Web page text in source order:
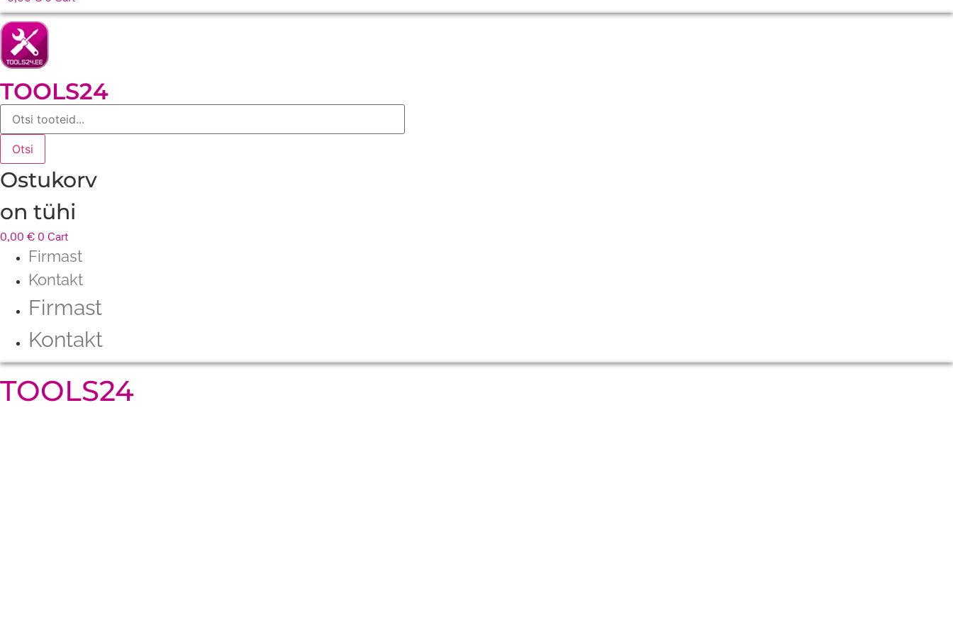
TOOLS24
Products
search
Otsi
Ostukorv
on tühi
0,00 € 0 Cart
Firmast
Kontakt
Firmast
Kontakt
TOOLS24